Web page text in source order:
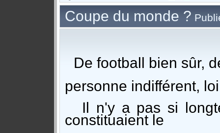
Coupe du monde ?
De football bien sûr,
personne indifférent,
Il n'y a pas si
constituaient le